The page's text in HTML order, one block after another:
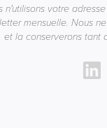
n'utilisons votre
mensuelle. Nous
et la conserverons tant